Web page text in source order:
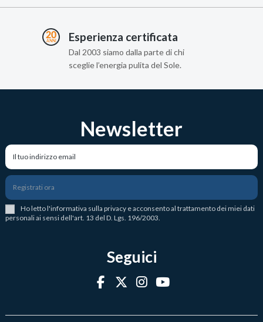
Esperienza certificata
Dal 2003 siamo dalla parte di chi
sceglie l’energia pulita del Sole.
Newsletter
Registrati ora
Ho letto l'informativa sulla privacy e acconsento al trattamento dei miei dati
personali ai sensi dell'art. 13 del D. Lgs. 196/2003.
Seguici